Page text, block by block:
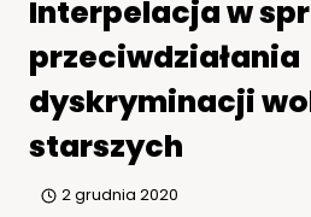
Interpelacja w
przeciwdziałania
dyskryminacji
starszych
2 grudnia 2020